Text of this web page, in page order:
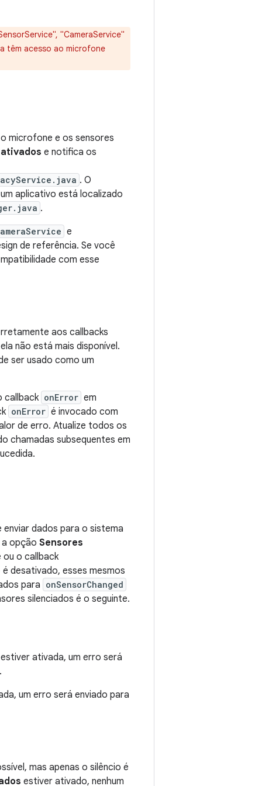
"CameraService"
têm acesso ao microfone
microfone e os sensores
e notifica os
. O
aplicativo está localizado
.
e
de referência. Se você
com esse
aos callbacks
não está mais disponível.
ser usado como um
callback onError em
onError é invocado com
de erro. Atualize todos os
chamadas subsequentes em
dados para o sistema
a opção Sensores
o callback
desativado, esses mesmos
para onSensorChanged
silenciados é o seguinte.
ativada, um erro será
um erro será enviado para
mas apenas o silêncio é
estiver ativado, nenhum